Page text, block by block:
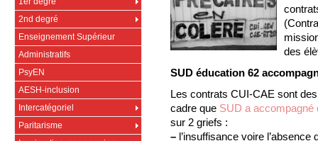
des
SUD éducation 62
Les contrats CUI-CAE sont
cadre que SUD a accompagné
sur 2 griefs :
– l’insuffisance voire
2nd degré
Enseignement Supérieur
Administratifs
PsyEN
AESH-inclusion
Intercatégoriel
Paritarisme